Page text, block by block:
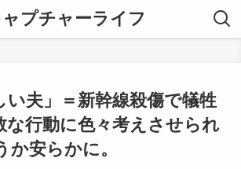
プチャーライフ
い夫」＝新幹線殺傷で犠牲
行動に色々考えさせられ
か安らかに。